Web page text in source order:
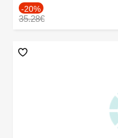
-20%
35.28€